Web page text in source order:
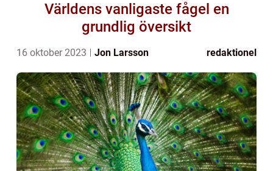
Världens vanligaste fågel en
grundlig översikt
16 oktober 2023 Jon Larsson redaktionel